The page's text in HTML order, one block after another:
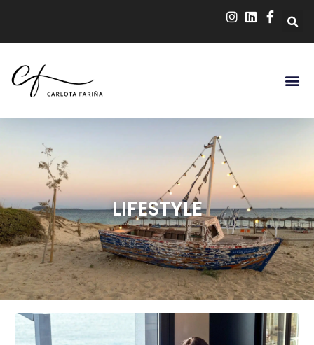
LIFESTYLE